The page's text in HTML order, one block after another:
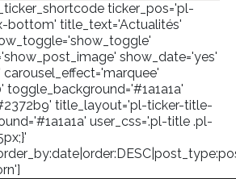
ticker_pos='pl-
bottom' title_text='Actualités'
show_date='yes'
toggle_background='#1a1a1a'
title_layout='pl-ticker-title-
user_css='.pl-title .pl-